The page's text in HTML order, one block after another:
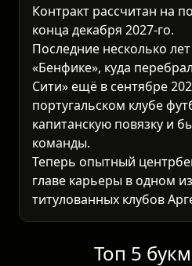
Контракт рассчитан на
конца декабря 2027-го.
Последние несколько
«Бенфике», куда
Сити» ещё в сентябре
португальском клубе
капитанскую повязку и
команды.
Теперь опытный
главе карьеры в одном
титулованных клубов
Топ 5